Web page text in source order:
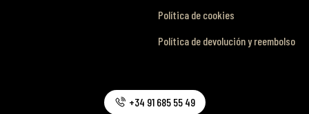
Política de cookies
Política de devolución y reembolso
+34 91 685 55 49